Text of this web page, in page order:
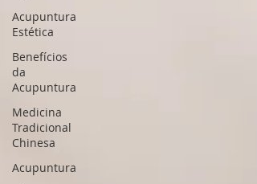
Acupuntura
Estética
Benefícios
da
Acupuntura
Medicina
Tradicional
Chinesa
Acupuntura